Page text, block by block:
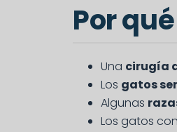
Por
Una cirugía
Los gatos
Algunas
Los gatos con